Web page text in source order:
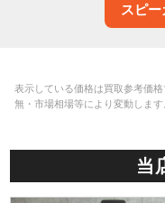
スピ
表示している価格は買取参考価
無・市場相場等により変動します
当